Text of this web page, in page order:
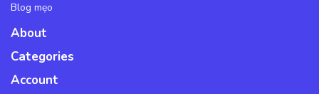
Blog mẹo
About
Categories
Account